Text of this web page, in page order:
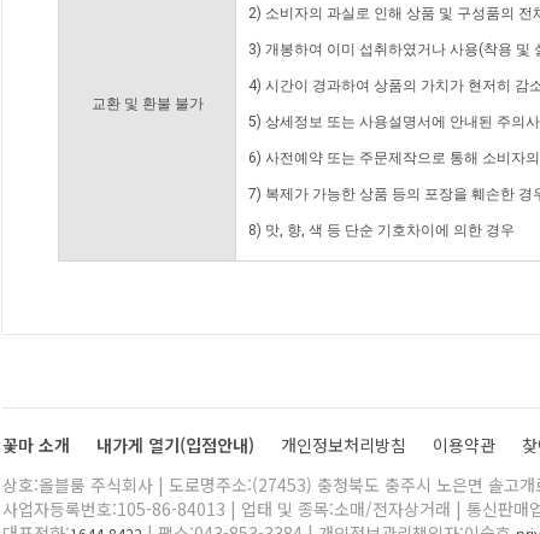
교환 및 환불 불가
2) 소비자의 과실로 인해 상품 및 구성품의
3) 개봉하여 이미 섭취하였거나 사용(착용 및
4) 시간이 경과하여 상품의 가치가 현저히 감
5) 상세정보 또는 사용설명서에 안내된 주의
6) 사전예약 또는 주문제작으로 통해 소비자
7) 복제가 가능한 상품 등의 포장을 훼손한 경
8) 맛, 향, 색 등 단순 기호차이에 의한 경우
꽃마 소개 내가게 열기(입점안내) 개인정보처리방침 이용약관
상호:올블룸 주식회사 | 도로명주소:(27453) 충청북도 충주시 노은면 솔고
사업자등록번호:105-86-84013 | 업태 및 종목:소매/전자상거래 | 통신판매